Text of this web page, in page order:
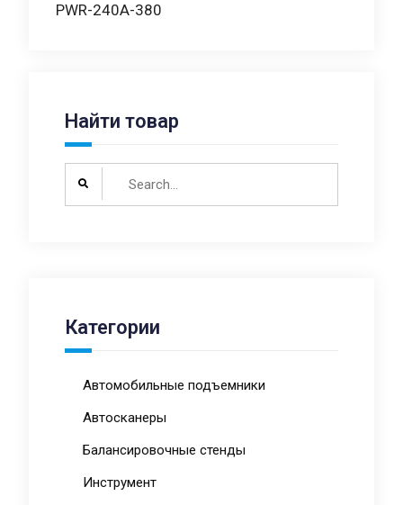
PWR-240A-380
Найти товар
Категории
Автомобильные подъемники
Автосканеры
Балансировочные стенды
Инструмент